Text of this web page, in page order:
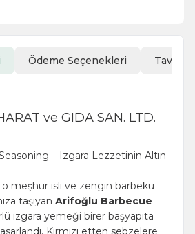
Ödeme Seçenekleri Tavsiye
ve GIDA SAN. LTD.
– Izgara Lezzetinin Altın
o meşhur isli ve zengin barbekü
taşıyan Arifoğlu Barbecue
ızgara yemeği birer başyapıta
Kırmızı etten sebzelere